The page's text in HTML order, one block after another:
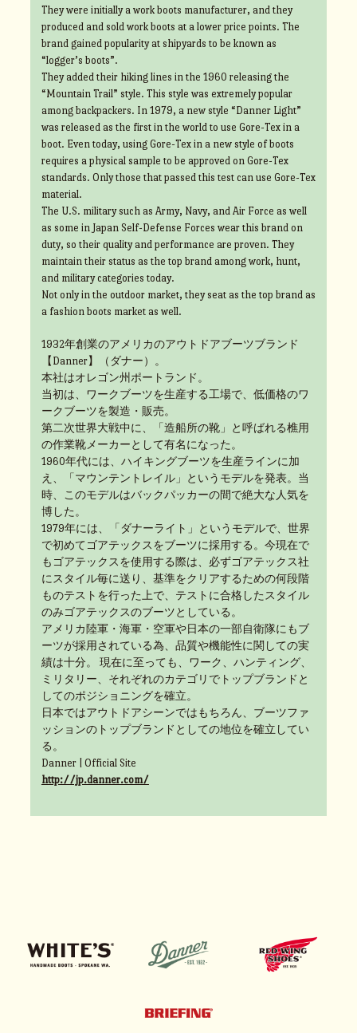
They were initially a work boots manufacturer, and they
produced and sold work boots at a lower price points. The
brand gained popularity at shipyards to be known as
“logger’s boots”.
They added their hiking lines in the 1960 releasing the
“Mountain Trail” style. This style was extremely popular
among backpackers. In 1979, a new style “Danner Light”
was released as the first in the world to use Gore-Tex in a
boot. Even today, using Gore-Tex in a new style of boots
requires a physical sample to be approved on Gore-Tex
standards. Only those that passed this test can use Gore-Tex
material.
The U.S. military such as Army, Navy, and Air Force as well
as some in Japan Self-Defense Forces wear this brand on
duty, so their quality and performance are proven. They
maintain their status as the top brand among work, hunt,
and military categories today.
Not only in the outdoor market, they seat as the top brand as
a fashion boots market as well.
1932年創業のアメリカのアウトドアブーツブランド
【Danner】（ダナー）。
本社はオレゴン州ポートランド。
当初は、ワークブーツを生産する工場で、低価格のワ
ークブーツを製造・販売。
第二次世界大戦中に、「造船所の靴」と呼ばれる樵用
の作業靴メーカーとして有名になった。
1960年代には、ハイキングブーツを生産ラインに加
え、「マウンテントレイル」というモデルを発表。当
時、このモデルはバックパッカーの間で絶大な人気を
博した。
1979年には、「ダナーライト」というモデルで、世界
で初めてゴアテックスをブーツに採用する。今現在で
もゴアテックスを使用する際は、必ずゴアテックス社
にスタイル毎に送り、基準をクリアするための何段階
ものテストを行った上で、テストに合格したスタイル
のみゴアテックスのブーツとしている。
アメリカ陸軍・海軍・空軍や日本の一部自衛隊にもブ
ーツが採用されている為、品質や機能性に関しての実
績は十分。 現在に至っても、ワーク、ハンティング、
ミリタリー、それぞれのカテゴリでトップブランドと
してのポジショニングを確立。
日本ではアウトドアシーンではもちろん、ブーツファ
ッションのトップブランドとしての地位を確立してい
る。
Danner | Official Site
http://jp.danner.com/